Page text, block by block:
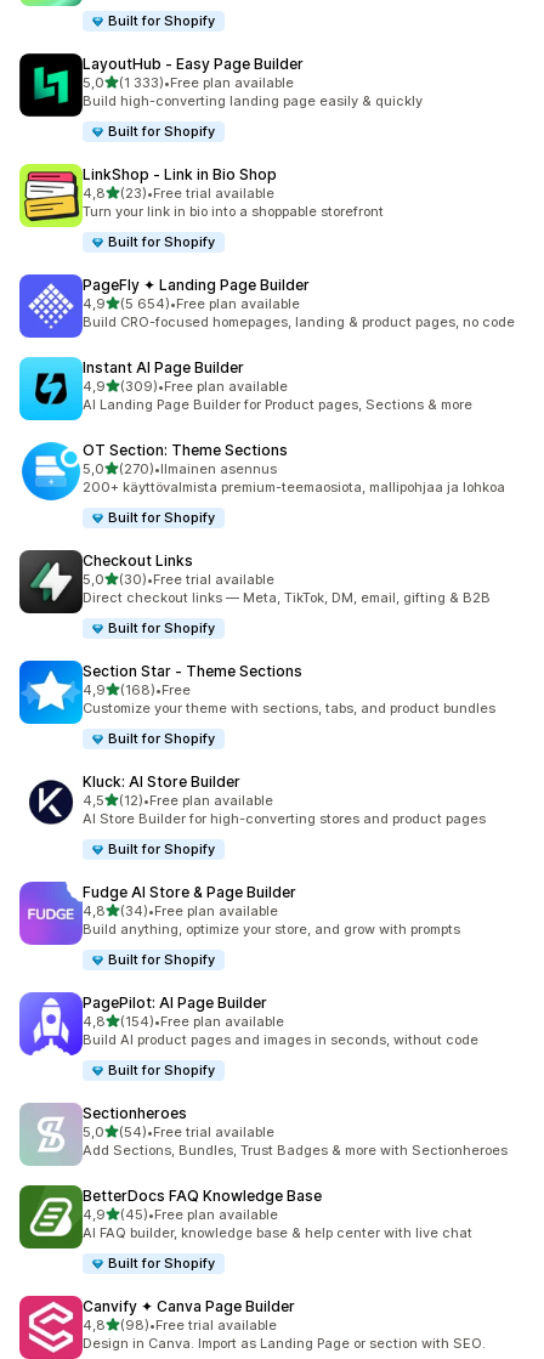
Built for Shopify
LayoutHub ‑ Easy Page Builder
5,0/ 5 tähteä
(1 333)
1333 arvostelua yhteensä
•Free plan available
Build high-converting landing page easily & quickly
Built for Shopify
LinkShop ‑ Link in Bio Shop
4,8/ 5 tähteä
(23)
23 arvostelua yhteensä
•Free trial available
Turn your link in bio into a shoppable storefront
Built for Shopify
PageFly ✦ Landing Page Builder
4,9/ 5 tähteä
(5 654)
5654 arvostelua yhteensä
•Free plan available
Build CRO-focused homepages, landing & product pages, no code
Instant AI Page Builder
4,9/ 5 tähteä
(309)
309 arvostelua yhteensä
•Free plan available
AI Landing Page Builder for Product pages, Sections & more
OT Section: Theme Sections
5,0/ 5 tähteä
(270)
270 arvostelua yhteensä
•Ilmainen asennus
200+ käyttövalmista premium-teemaosiota, mallipohjaa ja lohkoa
Built for Shopify
Checkout Links
5,0/ 5 tähteä
(30)
30 arvostelua yhteensä
•Free trial available
Direct checkout links — Meta, TikTok, DM, email, gifting & B2B
Built for Shopify
Section Star ‑ Theme Sections
4,9/ 5 tähteä
(168)
168 arvostelua yhteensä
•Free
Customize your theme with sections, tabs, and product bundles
Built for Shopify
Kluck: AI Store Builder
4,5/ 5 tähteä
(12)
12 arvostelua yhteensä
•Free plan available
AI Store Builder for high-converting stores and product pages
Built for Shopify
Fudge AI Store & Page Builder
4,8/ 5 tähteä
(34)
34 arvostelua yhteensä
•Free plan available
Build anything, optimize your store, and grow with prompts
Built for Shopify
PagePilot: AI Page Builder
4,8/ 5 tähteä
(154)
154 arvostelua yhteensä
•Free plan available
Build AI product pages and images in seconds, without code
Built for Shopify
Sectionheroes
5,0/ 5 tähteä
(54)
54 arvostelua yhteensä
•Free trial available
Add Sections, Bundles, Trust Badges & more with Sectionheroes
BetterDocs FAQ Knowledge Base
4,9/ 5 tähteä
(45)
45 arvostelua yhteensä
•Free plan available
AI FAQ builder, knowledge base & help center with live chat
Built for Shopify
Canvify ✦ Canva Page Builder
4,8/ 5 tähteä
(98)
98 arvostelua yhteensä
•Free trial available
Design in Canva. Import as Landing Page or section with SEO.